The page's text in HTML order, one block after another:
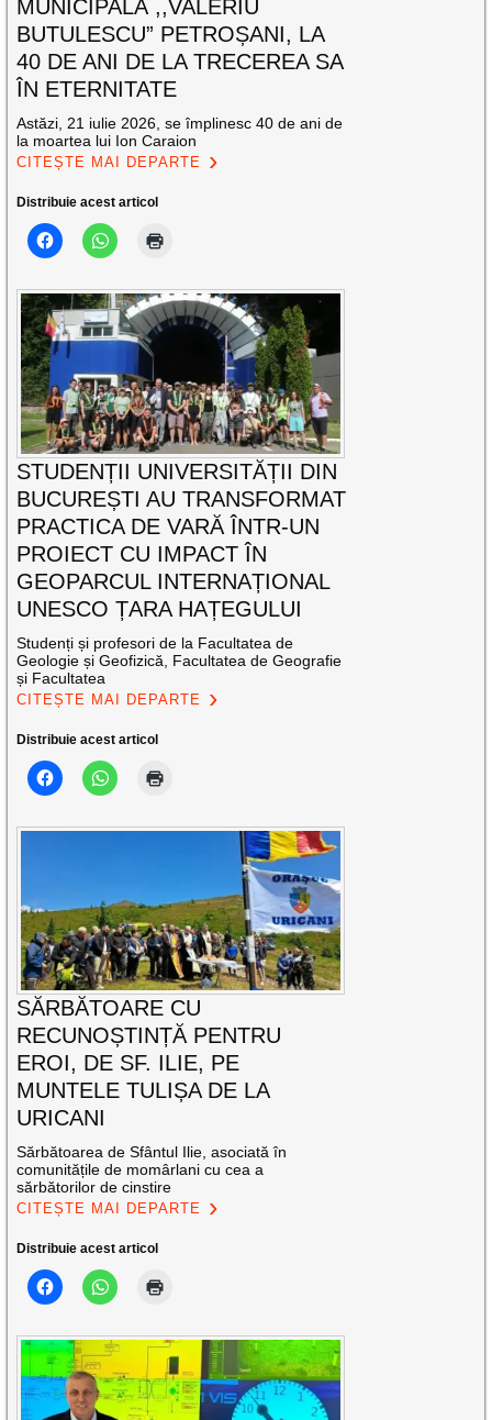
MUNICIPALĂ ,,VALERIU
BUTULESCU” PETROȘANI, LA
40 DE ANI DE LA TRECEREA SA
ÎN ETERNITATE
Astăzi, 21 iulie 2026, se împlinesc 40 de ani de
la moartea lui Ion Caraion
CITEȘTE MAI DEPARTE
Distribuie acest articol
STUDENȚII UNIVERSITĂȚII DIN
BUCUREȘTI AU TRANSFORMAT
PRACTICA DE VARĂ ÎNTR-UN
PROIECT CU IMPACT ÎN
GEOPARCUL INTERNAȚIONAL
UNESCO ȚARA HAȚEGULUI
Studenți și profesori de la Facultatea de
Geologie și Geofizică, Facultatea de Geografie
și Facultatea
CITEȘTE MAI DEPARTE
Distribuie acest articol
SĂRBĂTOARE CU
RECUNOȘTINȚĂ PENTRU
EROI, DE SF. ILIE, PE
MUNTELE TULIȘA DE LA
URICANI
Sărbătoarea de Sfântul Ilie, asociată în
comunitățile de momârlani cu cea a
sărbătorilor de cinstire
CITEȘTE MAI DEPARTE
Distribuie acest articol